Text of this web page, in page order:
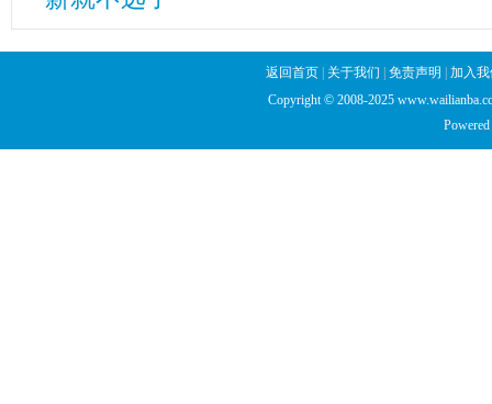
返回首页 关于我们 免责声明
加入
Copyright © 2008-2025